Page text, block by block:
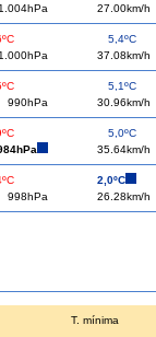
1.004hPa 27.00km/h
5,4ºC
1.000hPa 37.08km/h
5,1ºC
990hPa 30.96km/h
5,0ºC
35.64km/h
2,0ºC
998hPa 26.28km/h
T. mínima